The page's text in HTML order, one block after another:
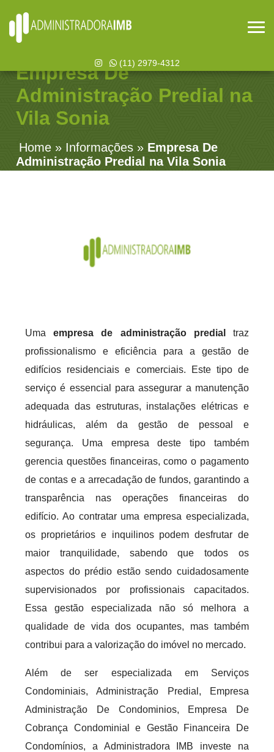
(11) 2979-4312
Empresa De
Administração Predial na
Vila Sonia
Home » Informações » Empresa De
Administração Predial na Vila Sonia
Umaempresa de administração predial
traz
profissionalismo e eficiência para a gestão de
edifícios residenciais e comerciais. Este tipo de
serviço é essencial para assegurar a manutenção
adequada das estruturas, instalações elétricas e
hidráulicas, além da gestão de pessoal e
segurança. Uma empresa deste tipo também
gerencia questões financeiras, como o pagamento
de contas e a arrecadação de fundos, garantindo a
transparência nas operações financeiras do
edifício. Ao contratar uma empresa especializada,
os proprietários e inquilinos podem desfrutar de
maior tranquilidade, sabendo que todos os
aspectos do prédio estão sendo cuidadosamente
supervisionados por profissionais capacitados.
Essa gestão especializada não só melhora a
qualidade de vida dos ocupantes, mas também
contribui para a valorização do imóvel no mercado.
Além de ser especializada em Serviços
Condominiais, Administração Predial, Empresa
Administração De Condominios, Empresa De
Cobrança Condominial e Gestão Financeira De
Condomínios, a Administradora IMB investe na